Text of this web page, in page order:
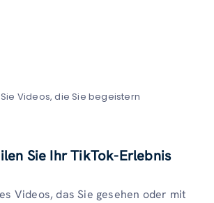
Sie Videos, die Sie begeistern
Sie Ihr TikTok-Erlebnis
Videos, das Sie gesehen oder mit